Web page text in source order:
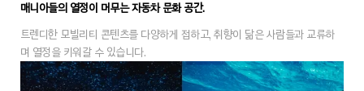
매니아들의 열정이 머무는 자동차 문화 공간.
트렌디한 모빌리티 콘텐츠를 다양하게 접하고, 취향이 닮은 사람들과 교류하
며 열정을 키워갈 수 있습니다.